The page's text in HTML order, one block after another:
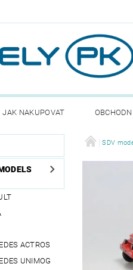
JAK NAKUPOVAT
OSOBNÍCH ÚDAJŮ GDPR
ACTROS
UNIMOG
SDV